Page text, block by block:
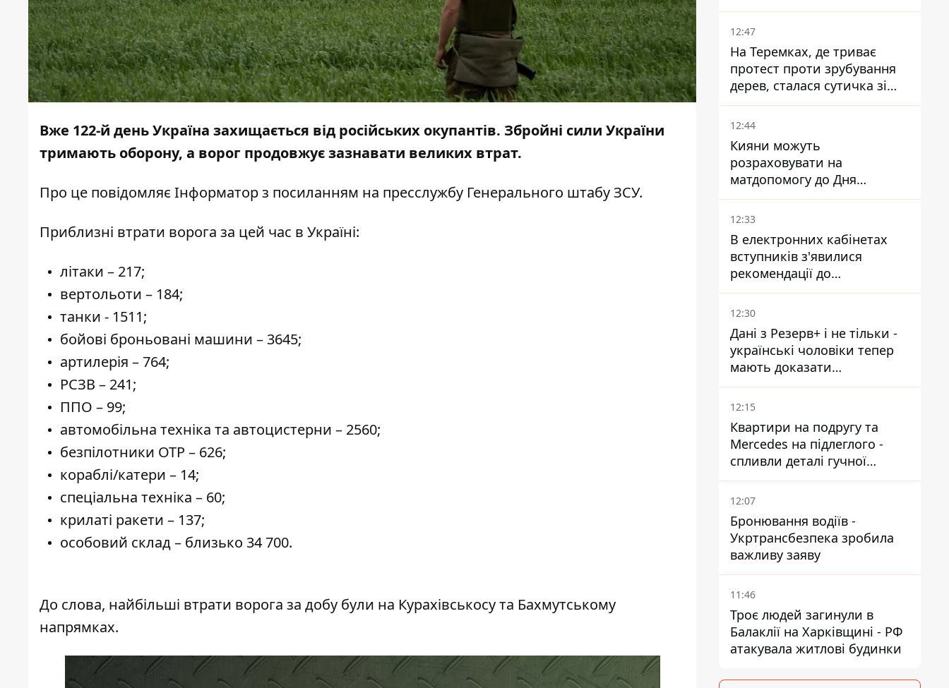
Вже 122-й день Україна захищається від російських окупантів. Збройні сили України
тримають оборону, а ворог продовжує зазнавати великих втрат.
Про це повідомляє Інформаторз посиланням на пресслужбу Генерального штабу ЗСУ.
Приблизні втрати ворога за цей час в Україні:
літаки – 217;
вертольоти – 184;
танки - 1511;
бойові броньовані машини – 3645;
артилерія – 764;
РСЗВ – 241;
ППО – 99;
автомобільна техніка та автоцистерни – 2560;
безпілотники ОТР – 626;
кораблі/катери – 14;
спеціальна техніка – 60;
крилаті ракети – 137;
особовий склад – близько 34 700.
До слова, найбільші втрати ворога за добу були на Курахівськосу та Бахмутському
напрямках.
сурогатне материнство
12:47
На Теремках, де триває
протест проти зрубування
дерев, сталася сутичка зі
спецназом поліції
12:44
Кияни можуть
розраховувати на
матдопомогу до Дня
незалежності - кому її
дадуть
12:33
В електронних кабінетах
вступників з'явилися
рекомендації до
зарахування на бакалаврат і
в магістратуру - що треба
встигнути до 11 серпня
12:30
Дані з Резерв+ і не тільки -
українські чоловіки тепер
мають доказати
непридатність до служби,
щоб отримати тимчасовий
12:15
Квартири на подругу та
Mercedes на підлеглого -
спливли деталі гучної
справи НАБУ проти
Стефанішиної
12:07
Бронювання водіїв -
Укртрансбезпека зробила
важливу заяву
11:46
Троє людей загинули в
Балаклії на Харківщині - РФ
атакувала житлові будинки